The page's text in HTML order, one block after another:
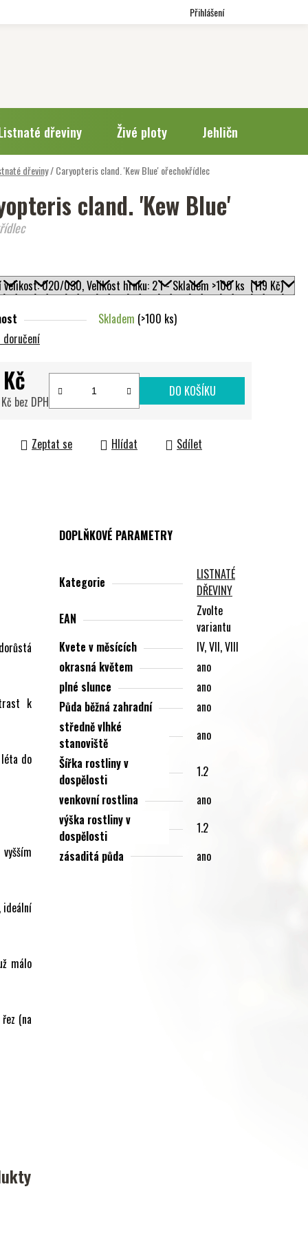
Přihlášení
dřeviny Živé ploty Jehličnany
dřeviny/Caryopteris cland. 'Kew Blue'ořechokřídlec
cland. 'Kew Blue'
Skladem (>100 ks)
bez DPH
DO KOŠÍKU
Zeptat se Hlídat Sdílet
k
do
ideální
málo
(na
DOPLŇKOVÉ PARAMETRY
Kategorie
LISTNATÉ
DŘEVINY
EAN
Zvolte
variantu
Kvete v měsících
IV, VII, VIII
okrasná květem
ano
plné slunce
ano
Půda běžná zahradní
ano
středně vlhké
stanoviště
ano
Šířka rostliny v
dospělosti
1.2
venkovní rostlina
ano
výška rostliny v
dospělosti
1.2
zásaditá půda
ano